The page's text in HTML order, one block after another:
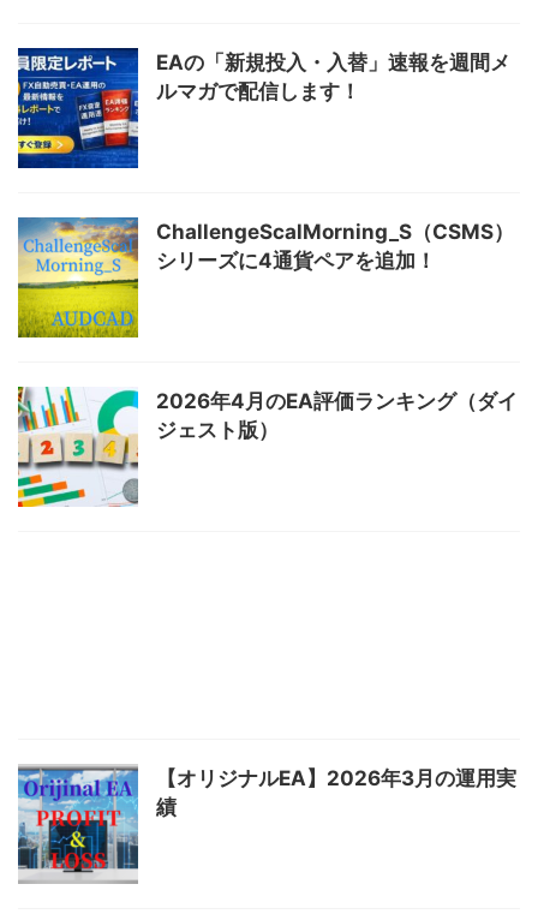
EAの「新規投入・入替」速報を週間メ
ルマガで配信します！
ChallengeScalMorning_S（CSMS）
シリーズに4通貨ペアを追加！
2026年4月のEA評価ランキング（ダイ
ジェスト版）
【オリジナルEA】2026年3月の運用実
績